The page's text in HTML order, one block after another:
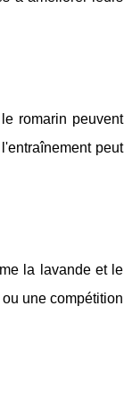
romarin peuvent
peut
la lavande et le
une compétition